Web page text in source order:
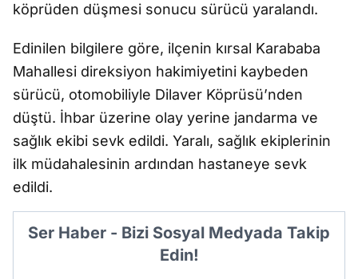
köprüden düşmesi sonucu sürücü yaralandı.
Edinilen bilgilere göre, ilçenin kırsal Karababa
Mahallesi direksiyon hakimiyetini kaybeden
sürücü, otomobiliyle Dilaver Köprüsü’nden
düştü. İhbar üzerine olay yerine jandarma ve
sağlık ekibi sevk edildi. Yaralı, sağlık ekiplerinin
ilk müdahalesinin ardından hastaneye sevk
edildi.
Ser Haber - Bizi Sosyal Medyada Takip
Edin!